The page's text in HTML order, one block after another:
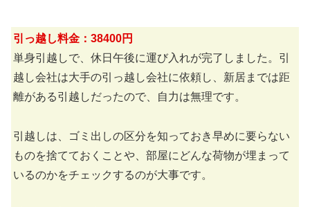
引っ越し料金：38400円
単身引越しで、休日午後に運び入れが完了しました。引
越し会社は大手の引っ越し会社に依頼し、新居までは距
離がある引越しだったので、自力は無理です。
引越しは、ゴミ出しの区分を知っておき早めに要らない
ものを捨てておくことや、部屋にどんな荷物が埋まって
いるのかをチェックするのが大事です。